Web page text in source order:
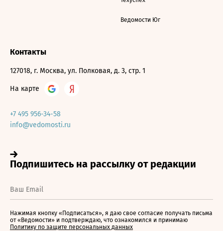
Ведомости Юг
Контакты
127018, г. Москва, ул. Полковая, д. 3, стр. 1
На карте
+7 495 956-34-58
info@vedomosti.ru
Нажимая кнопку «Подписаться», я даю свое согласие получать письма
от «Ведомости» и подтверждаю, что ознакомился и принимаю
Политику по защите персональных данных